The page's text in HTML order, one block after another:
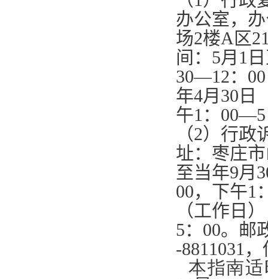
办公室，
场2楼A 区
间： 5月 1
30—12： 00
年4月 30 日
午1 ： 00—5
（2）行政
址：枣庄
至当年9月
00，下午1
（工作日
5： 00。邮
-8811031
本指南适